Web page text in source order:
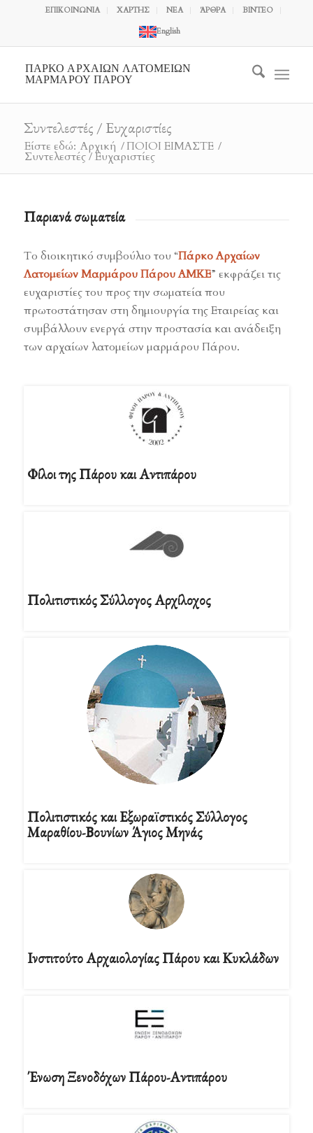
ΕΠΙΚΟΙΝΩΝΙΑ ΧΑΡΤΗΣ ΝΕΑ ΆΡΘΡΑ ΒΙΝΤΕΟ
English
ΠΑΡΚΟ ΑΡΧΑΙΩΝ ΛΑΤΟΜΕΙΩΝ
ΜΑΡΜΑΡΟΥ ΠΑΡΟΥ
Συντελεστές / Ευχαριστίες
Είστε εδώ: Αρχική / ΠΟΙΟΙ ΕΙΜΑΣΤΕ /
Συντελεστές / Ευχαριστίες
Παριανά σωματεία
Το διοικητικό συμβούλιο του “Πάρκο Αρχαίων
Λατομείων Μαρμάρου Πάρου ΑΜΚΕ” εκφράζει τις
ευχαριστίες του προς την σωματεία που
πρωτοστάτησαν στη δημιουργία της Εταιρείας και
συμβάλλουν ενεργά στην προστασία και ανάδειξη
των αρχαίων λατομείων μαρμάρου Πάρου.
Φίλοι της Πάρου και Αντιπάρου
Πολιτιστικός Σύλλογος Αρχίλοχος
Πολιτιστικός και Εξωραϊστικός Σύλλογος
Μαραθίου-Βουνίων Άγιος Μηνάς
Ινστιτούτο Αρχαιολογίας Πάρου και Κυκλάδων
Ένωση Ξενοδόχων Πάρου-Αντιπάρου